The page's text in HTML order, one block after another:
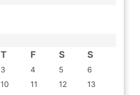
T F S S
3 4 5
6
10 11 12
13